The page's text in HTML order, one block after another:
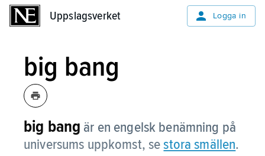
Uppslagsverket Logga in
big bang
big bang är en engelsk benämning på
universums uppkomst, sestora smällen.